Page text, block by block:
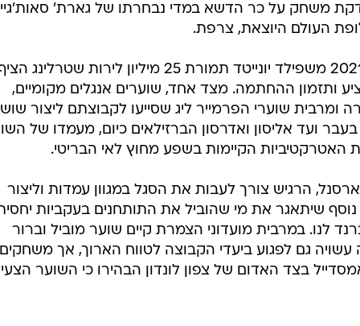
לדקת משחק על כר הדשא במדי נבחרתו של גארת'
העולם היוצאת, צרפת.
החתמתו של השוער בן ה-24 בקיץ 2021 משפילד יונייטד תמורת 25 מיליון לירות שטרלינג
ותזמון ההחתמה. מצד אחד, שוערים אנגלים מקומיים,
ומרבית שוערי הפרמייר ליג שסייעו לקבוצתם ליצור
ועד אליסון ואדרסון הברזילאים כיום, מעמדו של
האטרקטיביות הקיימות בשפע מחוץ לאי הבריטי.
הרגיש צורך לעבות את הסגל במגוון עמדות וליצור
נוסף שיתאגר את מי שהוביל את התותחנים בעקביות
לנו. במרבית מועדוני הצמרת קיים שוער מוביל וברור
עשויה גם לפגוע ביעדי הקבוצה לטווח הארוך, אך משחקים
בצד האדום של צפון לונדון הבהירו כי השוער